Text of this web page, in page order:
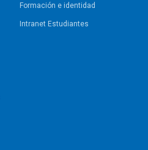
Formación e identidad
Intranet Estudiantes